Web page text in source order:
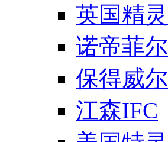
英国精灵
诺帝菲尔
保得威尔
江森IFC